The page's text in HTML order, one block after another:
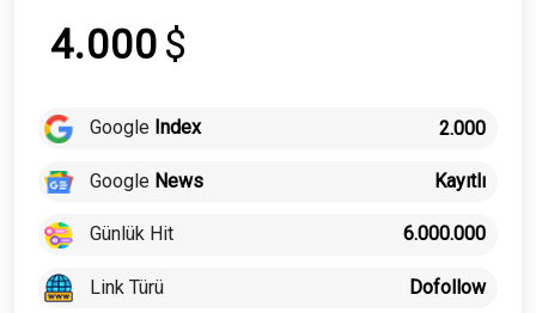
4.000 $
Google Index 2.000
Google News Kayıtlı
Günlük Hit 6.000.000
Link Türü Dofollow